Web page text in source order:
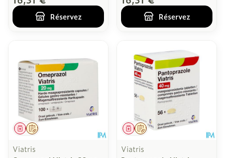
Réservez Réservez
Sur prescription
Médicament
Viatris
Sur prescription
Médicament
Viatris